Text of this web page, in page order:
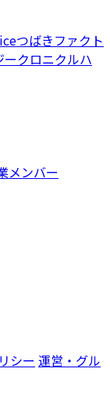
つばきファクト
ークロニクルハ
メンバー
シー 運営・グル